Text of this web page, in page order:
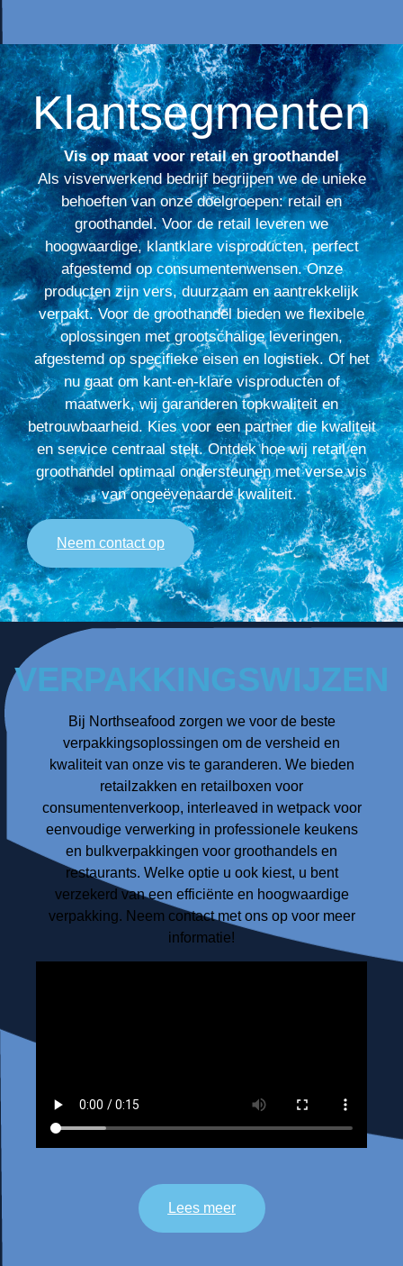
Klantsegmenten
Vis op maat voor retail en groothandel
Als visverwerkend bedrijf begrijpen we de unieke
behoeften van onze doelgroepen: retail en
groothandel. Voor de retail leveren we
hoogwaardige, klantklare visproducten, perfect
afgestemd op consumentenwensen. Onze
producten zijn vers, duurzaam en aantrekkelijk
verpakt. Voor de groothandel bieden we flexibele
oplossingen met grootschalige leveringen,
afgestemd op specifieke eisen en logistiek. Of het
nu gaat om kant-en-klare visproducten of
maatwerk, wij garanderen topkwaliteit en
betrouwbaarheid. Kies voor een partner die kwaliteit
en service centraal stelt. Ontdek hoe wij retail en
groothandel optimaal ondersteunen met verse vis
van ongeëvenaarde kwaliteit.
Neem contact op
VERPAKKINGSWIJZEN
Bij Northseafood zorgen we voor de beste
verpakkingsoplossingen om de versheid en
kwaliteit van onze vis te garanderen. We bieden
retailzakken en retailboxen voor
consumentenverkoop, interleaved in wetpack voor
eenvoudige verwerking in professionele keukens
en bulkverpakkingen voor groothandels en
restaurants. Welke optie u ook kiest, u bent
verzekerd van een efficiënte en hoogwaardige
verpakking. Neem contact met ons op voor meer
informatie!
Lees meer